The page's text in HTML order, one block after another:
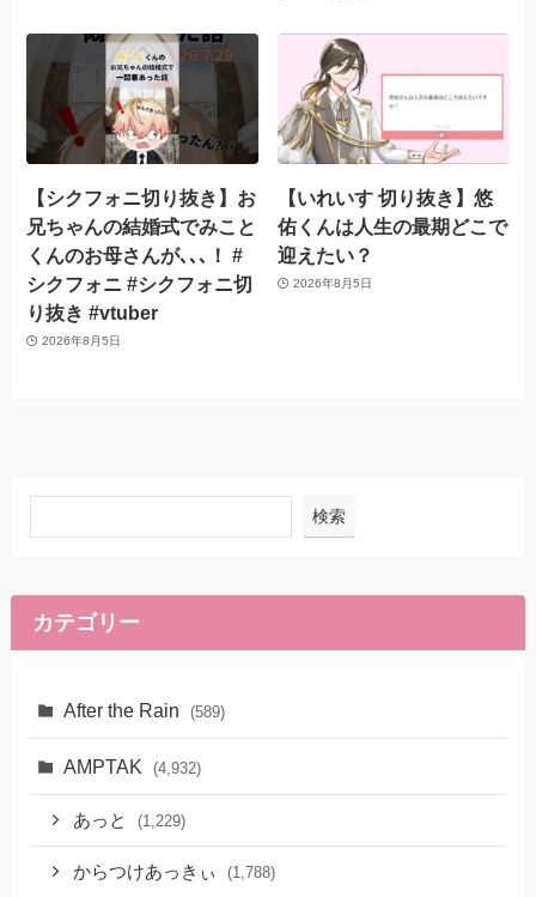
【シクフォニ切り抜き】お
兄ちゃんの結婚式でみこと
くんのお母さんが､､､！ #
シクフォニ #シクフォニ切
り抜き #vtuber
2026年8月5日
【いれいす 切り抜き】悠
佑くんは人生の最期どこで
迎えたい？
2026年8月5日
検索
カテゴリー
After the Rain (589)
AMPTAK (4,932)
あっと (1,229)
からつけあっきぃ (1,788)